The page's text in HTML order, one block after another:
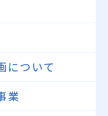
について
業